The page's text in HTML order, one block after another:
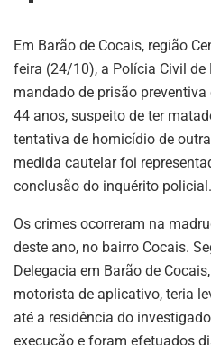
Em Barão de Cocais, região
feira (24/10), a Polícia Civil de
mandado de prisão
44 anos, suspeito de ter
tentativa de homicídio de
medida cautelar foi
conclusão do inquérito policial.
Os crimes ocorreram na
deste ano, no bairro Cocais.
Delegacia em Barão de
motorista de aplicativo, teria
até a residência do
execução e foram efetuados